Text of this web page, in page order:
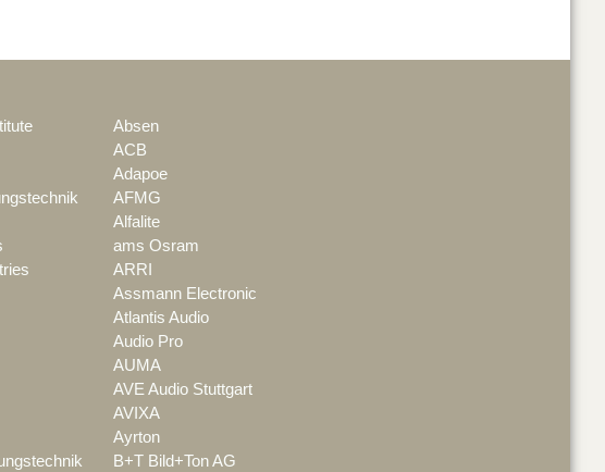
Absen
ACB
Adapoe
AFMG
Alfalite
ams Osram
ARRI
Assmann Electronic
Atlantis Audio
Audio Pro
AUMA
AVE Audio Stuttgart
AVIXA
Ayrton
B+T Bild+Ton AG